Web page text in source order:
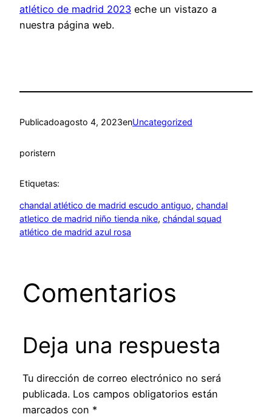
atlético de madrid 2023 eche un vistazo a
nuestra página web.
Publicadoagosto 4, 2023enUncategorized
poristern
Etiquetas:
chandal atlético de madrid escudo antiguo, chandal
atletico de madrid niño tienda nike, chándal squad
atlético de madrid azul rosa
Comentarios
Deja una respuesta
Tu dirección de correo electrónico no será
publicada. Los campos obligatorios están
marcados con *